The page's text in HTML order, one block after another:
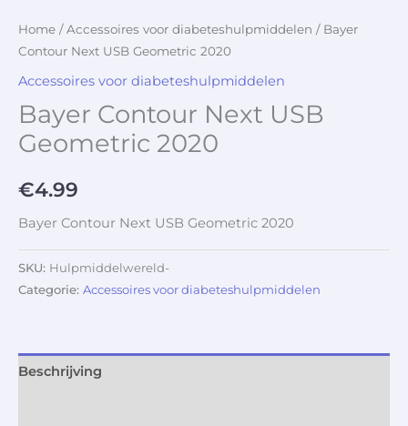
Home /Accessoires voor diabeteshulpmiddelen / Bayer
Contour Next USB Geometric 2020
Accessoires voor diabeteshulpmiddelen
Bayer Contour Next USB
Geometric 2020
€4.99
Bayer Contour Next USB Geometric 2020
SKU: Hulpmiddelwereld-
Categorie: Accessoires voor diabeteshulpmiddelen
Beschrijving